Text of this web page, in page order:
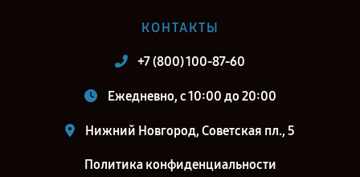
КОНТАКТЫ
+7 (800) 100-87-60
Ежедневно, с 10:00 до 20:00
Нижний Новгород, Советская пл., 5
Политика конфиденциальности